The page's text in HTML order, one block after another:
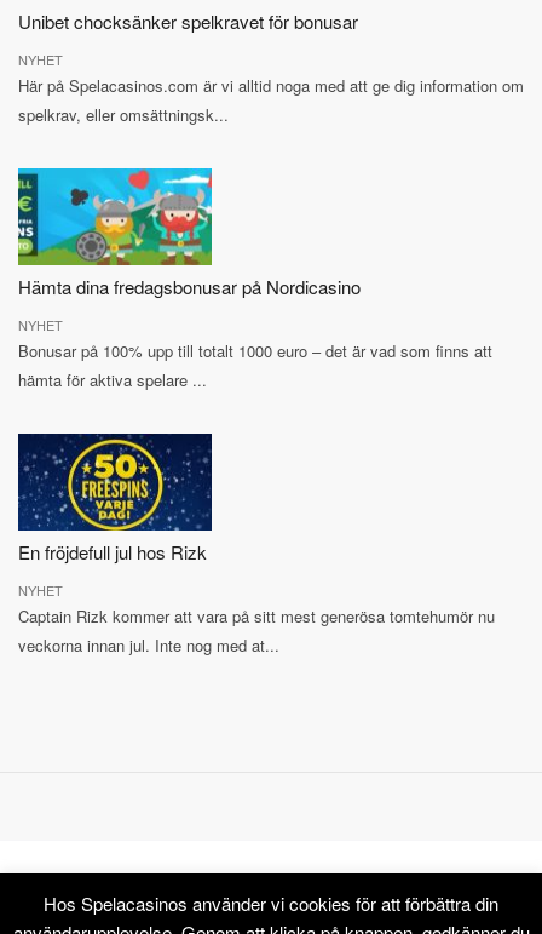
Unibet chocksänker spelkravet för bonusar
NYHET
Här på Spelacasinos.com är vi alltid noga med att ge dig information om
spelkrav, eller omsättningsk...
Hämta dina fredagsbonusar på Nordicasino
NYHET
Bonusar på 100% upp till totalt 1000 euro – det är vad som finns att
hämta för aktiva spelare ...
En fröjdefull jul hos Rizk
NYHET
Captain Rizk kommer att vara på sitt mest generösa tomtehumör nu
veckorna innan jul. Inte nog med at...
©2026 Spelacasinos.com
Hos Spelacasinos använder vi cookies för att förbättra din